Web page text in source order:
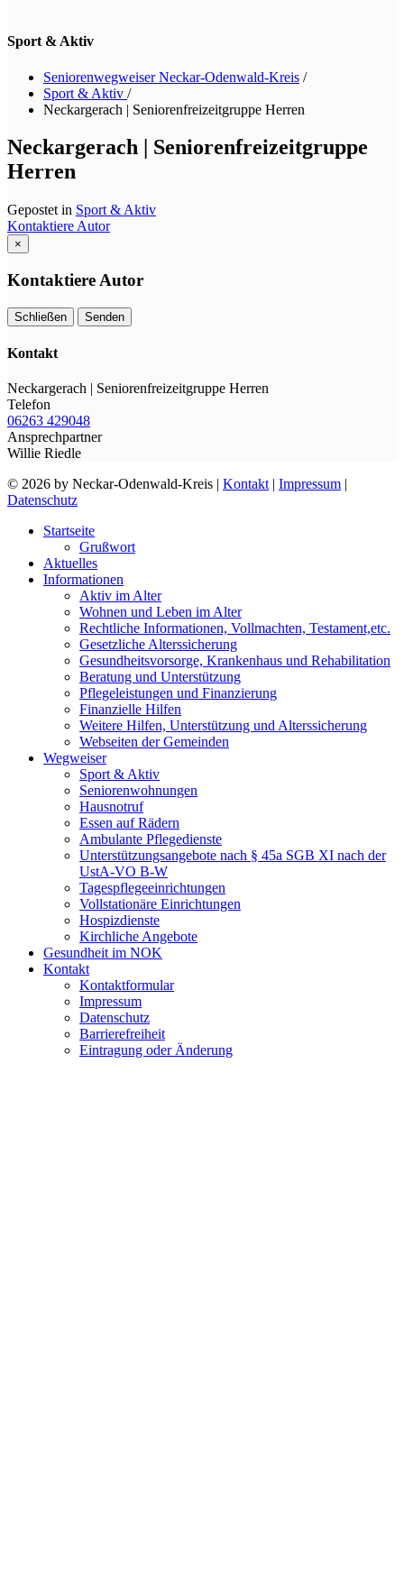
Sport & Aktiv
Seniorenwegweiser Neckar-Odenwald-Kreis /
Sport & Aktiv /
Neckargerach | Seniorenfreizeitgruppe Herren
Neckargerach | Seniorenfreizeitgruppe
Herren
Gepostet in Sport & Aktiv
Kontaktiere Autor
×
Kontaktiere Autor
Schließen Senden
Kontakt
Neckargerach | Seniorenfreizeitgruppe Herren
Telefon
06263 429048
Ansprechpartner
Willie Riedle
© 2026 by Neckar-Odenwald-Kreis | Kontakt | Impressum |
Datenschutz
Startseite
Grußwort
Aktuelles
Informationen
Aktiv im Alter
Wohnen und Leben im Alter
Rechtliche Informationen, Vollmachten, Testament,etc.
Gesetzliche Alterssicherung
Gesundheitsvorsorge, Krankenhaus und Rehabilitation
Beratung und Unterstützung
Pflegeleistungen und Finanzierung
Finanzielle Hilfen
Weitere Hilfen, Unterstützung und Alterssicherung
Webseiten der Gemeinden
Wegweiser
Sport & Aktiv
Seniorenwohnungen
Hausnotruf
Essen auf Rädern
Ambulante Pflegedienste
Unterstützungsangebote nach § 45a SGB XI nach der
UstA-VO B-W
Tagespflegeeinrichtungen
Vollstationäre Einrichtungen
Hospizdienste
Kirchliche Angebote
Gesundheit im NOK
Kontakt
Kontaktformular
Impressum
Datenschutz
Barrierefreiheit
Eintragung oder Änderung